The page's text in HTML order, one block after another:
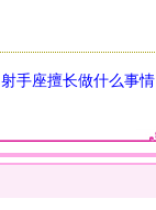
射手座擅长做什么事情